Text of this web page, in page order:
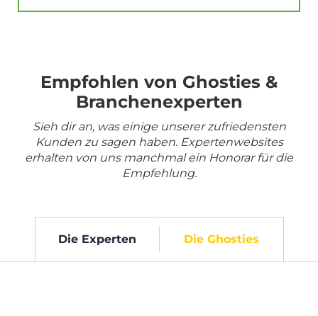
Empfohlen von Ghosties &
Branchenexperten
Sieh dir an, was einige unserer zufriedensten
Kunden zu sagen haben. Expertenwebsites
erhalten von uns manchmal ein Honorar für die
Empfehlung.
Die Experten Die Ghosties